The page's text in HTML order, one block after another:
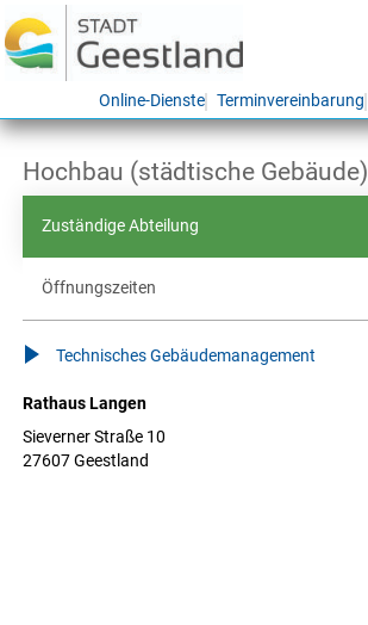
Online-Dienste Terminvereinbarung
Hochbau (städtische Gebäude)
Zuständige Abteilung
Öffnungszeiten
Technisches Gebäudemanagement
Rathaus Langen
Sieverner Straße 10
27607 Geestland